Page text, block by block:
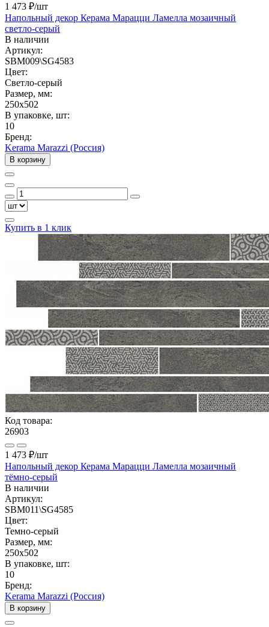
1 473 ₽/шт
Напольный декор Керама Марацци Ламелла мозаичный
светло-серый
В наличии
Артикул:
SBM009\SG4583
Цвет:
Светло-серый
Размер, мм:
250x502
В упаковке, шт:
10
Бренд:
Kerama Marazzi (Россия)
В корзину
Купить в 1 клик
Код товара:
26903
1 473 ₽/шт
Напольный декор Керама Марацци Ламелла мозаичный
тёмно-серый
В наличии
Артикул:
SBM011\SG4585
Цвет:
Темно-серый
Размер, мм:
250x502
В упаковке, шт:
10
Бренд:
Kerama Marazzi (Россия)
В корзину